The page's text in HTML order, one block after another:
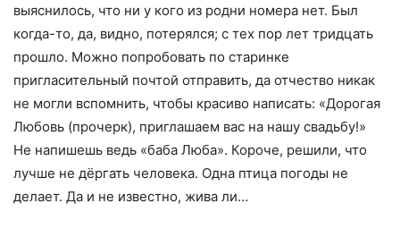
выяснилось, что ни у кого из родни номера нет. Был
когда-то, да, видно, потерялся; с тех пор лет тридцать
прошло. Можно попробовать по старинке
пригласительный почтой отправить, да отчество никак
не могли вспомнить, чтобы красиво написать: «Дорогая
Любовь (прочерк), приглашаем вас на нашу свадьбу!»
Не напишешь ведь «баба Люба». Короче, решили, что
лучше не дёргать человека. Одна птица погоды не
делает. Да и не известно, жива ли…